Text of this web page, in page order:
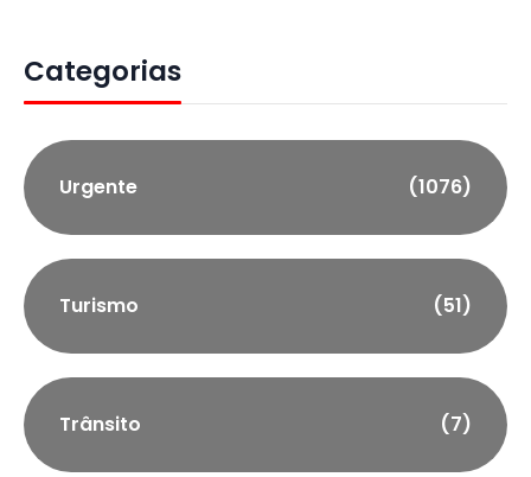
Categorias
Urgente (1076)
Turismo (51)
Trânsito (7)